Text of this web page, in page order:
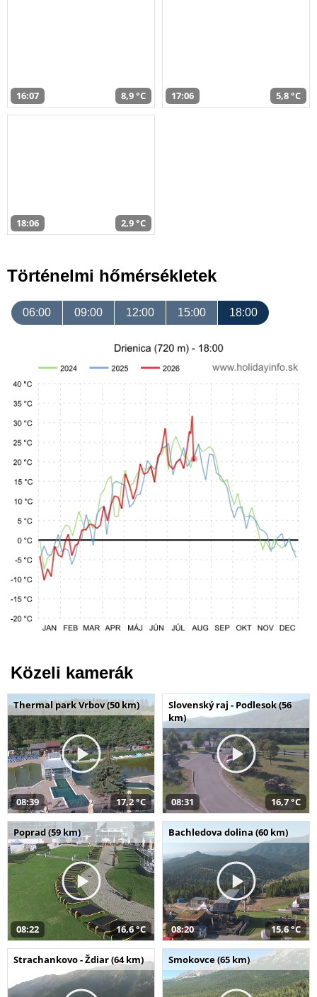
16:07 8,9 °C 17:06 5,8 °C
18:06 2,9 °C
Történelmi hőmérsékletek
06:00 09:00 12:00 15:00 18:00
Közeli kamerák
Thermal park Vrbov (50 km)
08:39 17,2 °C
Slovenský raj - Podlesok (56
km)
08:31 16,7 °C
Poprad (59 km)
08:22 16,6 °C
Bachledova dolina (60 km)
08:20 15,6 °C
Strachankovo - Ždiar (64 km) Smokovce (65 km)